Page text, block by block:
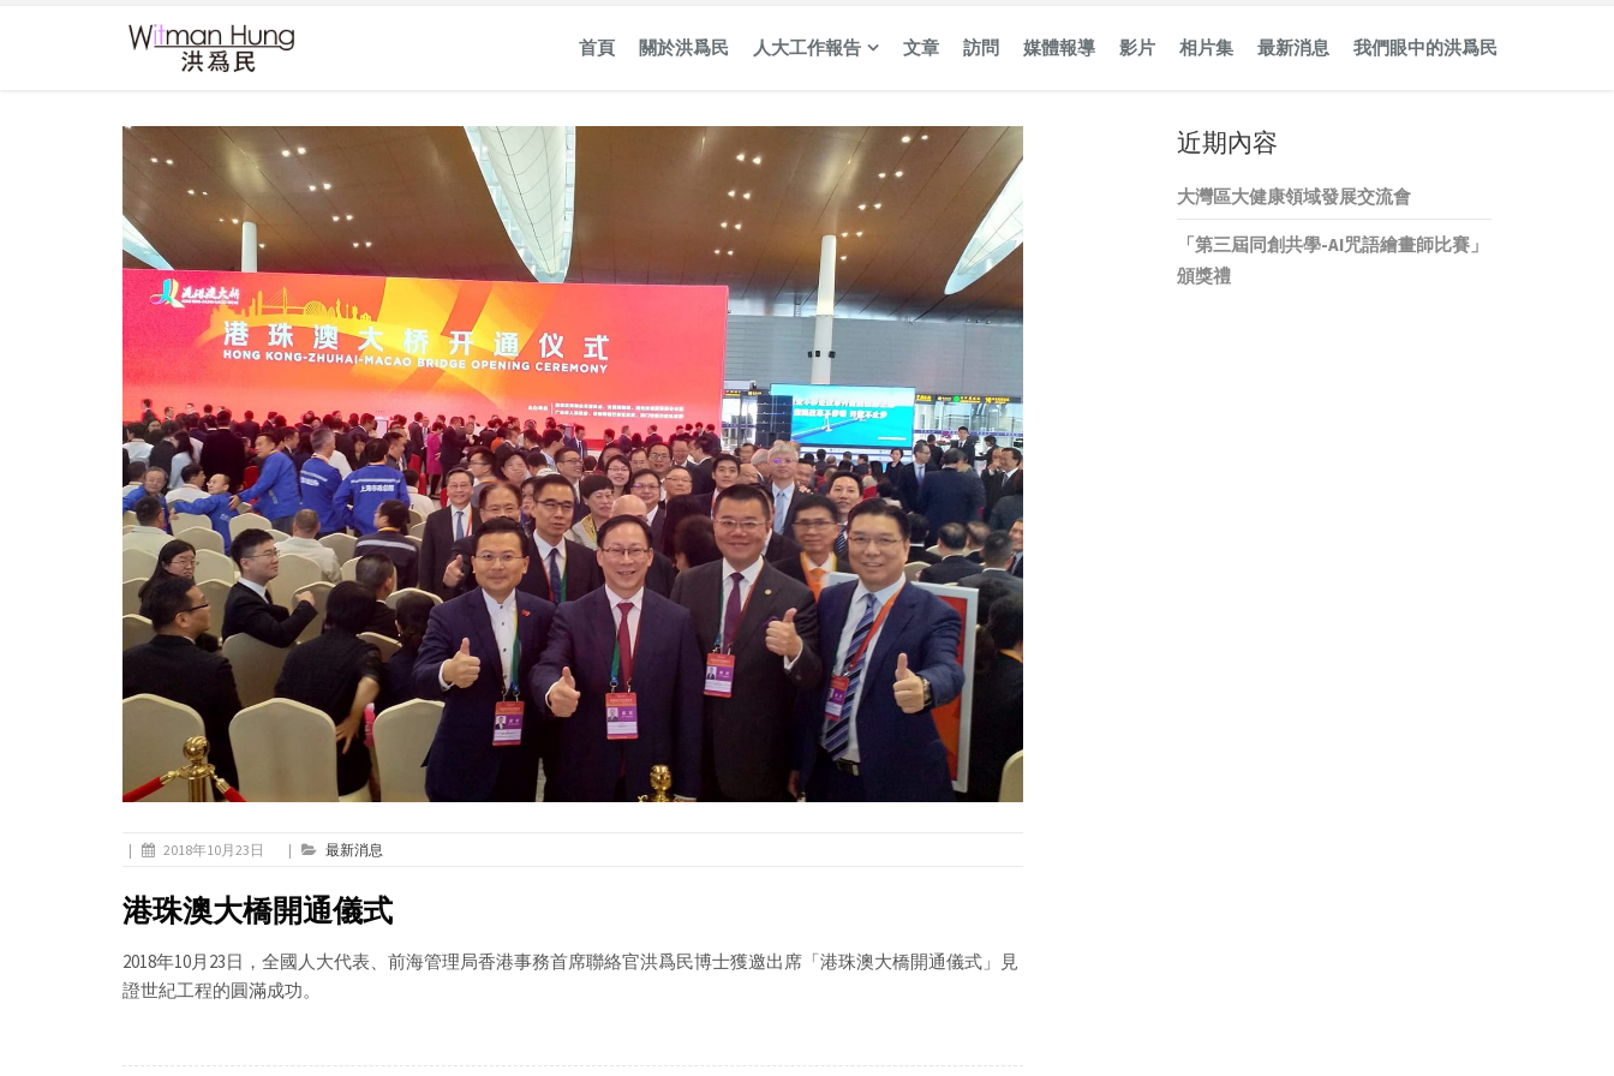
首頁 關於洪爲民 人大工作報告 文章 訪問 媒體報導 影片 相片集 最新消息 我們眼中的洪爲民
| 2018年10月23日 | 最新消息
港珠澳大橋開通儀式
2018年10月23日，全國人大代表、前海管理局香港事務首席聯絡官洪爲民博士獲邀出席「港珠澳大橋開通儀式」見
證世紀工程的圓滿成功。
近期內容
大灣區大健康領域發展交流會
「第三屆同創共學-AI咒語繪畫師比賽」
頒獎禮